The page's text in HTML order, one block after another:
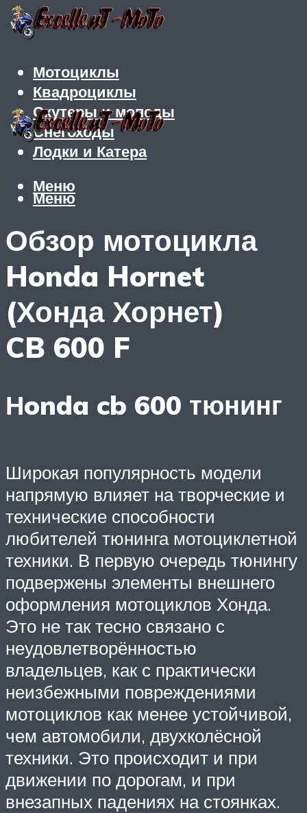
Мотоциклы
Квадроциклы
Скутеры и мопеды
Снегоходы
Лодки и Катера
Меню
Меню
Обзор мотоцикла
Honda Hornet
(Хонда Хорнет)
CB 600 F
Нonda cb 600 тюнинг
Широкая популярность модели
напрямую влияет на творческие и
технические способности
любителей тюнинга мотоциклетной
техники. В первую очередь тюнингу
подвержены элементы внешнего
оформления мотоциклов Хонда.
Это не так тесно связано с
неудовлетворённостью
владельцев, как с практически
неизбежными повреждениями
мотоциклов как менее устойчивой,
чем автомобили, двухколёсной
техники. Это происходит и при
движении по дорогам, и при
внезапных падениях на стоянках.